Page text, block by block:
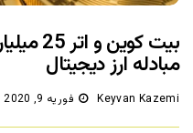
مبادله ارز دیجیتال
Keyvan Kazemi فوریه 9, 2020